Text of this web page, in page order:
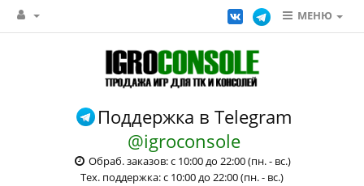
МЕНЮ
Поддержка в Telegram
@igroconsole
Обраб. заказов: с 10:00 до 22:00 (пн. - вс.)
Тех. поддержка: с 10:00 до 22:00 (пн. - вс.)